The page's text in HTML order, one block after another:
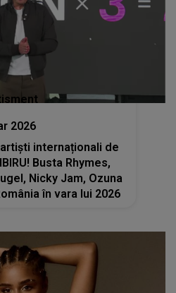
2026
internaționali de
Busta Rhymes,
Nicky Jam, Ozuna
în vara lui 2026